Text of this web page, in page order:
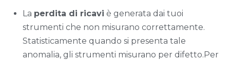
La perdita di ricavi è generata dai tuoi
strumenti che non misurano correttamente.
Statisticamente quando si presenta tale
anomalia, gli strumenti misurano per difetto.Per